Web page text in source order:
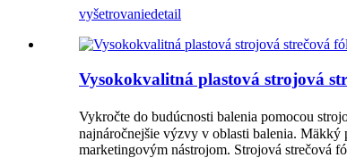
vyšetrovaniedetail
Vysokokvalitná plastová strojová
Vykročte do budúcnosti balenia pomocou
najnáročnejšie výzvy v oblasti balenia.
marketingovým nástrojom. Strojová strečová